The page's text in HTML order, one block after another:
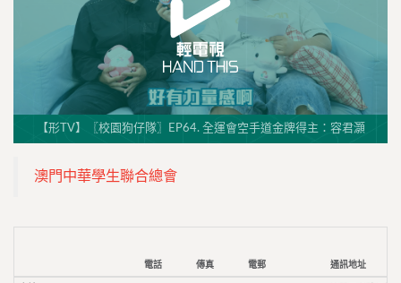
【形TV】〖校園狗仔隊〗EP64. 全運會空手道金牌得主：容君灝
澳門中華學生聯合總會
電話 傳真 電郵 通訊地址